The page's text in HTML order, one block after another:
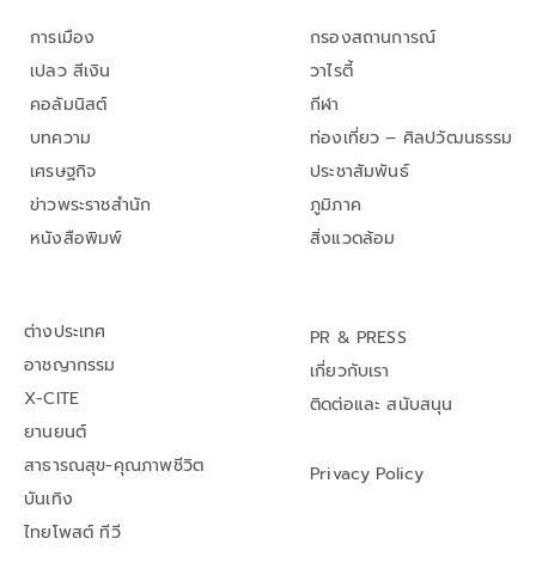
การเมือง
เปลว สีเงิน
คอลัมนิสต์
บทความ
เศรษฐกิจ
ข่าวพระราชสำนัก
หนังสือพิมพ์
กรองสถานการณ์
วาไรตี้
กีฬา
ท่องเที่ยว – ศิลปวัฒนธรรม
ประชาสัมพันธ์
ภูมิภาค
สิ่งแวดล้อม
ต่างประเทศ
อาชญากรรม
X-CITE
ยานยนต์
สาธารณสุข-คุณภาพชีวิต
บันเทิง
ไทยโพสต์ ทีวี
PR & PRESS
เกี่ยวกับเรา
ติดต่อและ สนับสนุน
Privacy Policy